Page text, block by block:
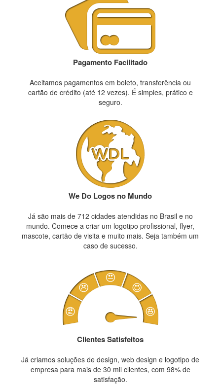
Pagamento Facilitado
Aceitamos pagamentos em boleto, transferência ou
cartão de crédito (até 12 vezes). É simples, prático e
seguro.
We Do Logos no Mundo
Já são mais de 712 cidades atendidas no Brasil e no
mundo. Comece a criar um logotipo profissional, flyer,
mascote, cartão de visita e muito mais. Seja também um
caso de sucesso.
Clientes Satisfeitos
Já criamos soluções de design, web design e logotipo de
empresa para mais de 30 mil clientes, com 98% de
satisfação.